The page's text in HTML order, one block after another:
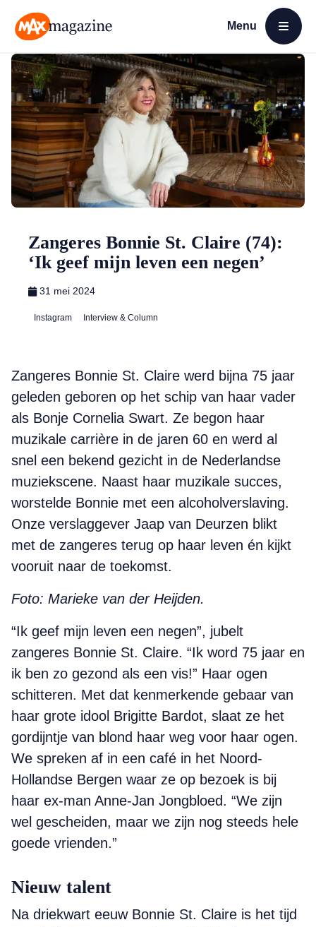
Menu
Open menu
Zangeres Bonnie St. Claire (74):
‘Ik geef mijn leven een negen’
31 mei 2024
Instagram Interview & Column
Zangeres Bonnie St. Claire werd bijna 75 jaar
geleden geboren op het schip van haar vader
als Bonje Cornelia Swart. Ze begon haar
muzikale carrière in de jaren 60 en werd al
snel een bekend gezicht in de Nederlandse
muziekscene. Naast haar muzikale succes,
worstelde Bonnie met een alcoholverslaving.
Onze verslaggever Jaap van Deurzen blikt
met de zangeres terug op haar leven én kijkt
vooruit naar de toekomst.
Foto: Marieke van der Heijden.
“Ik geef mijn leven een negen”, jubelt
zangeres Bonnie St. Claire. “Ik word 75 jaar en
ik ben zo gezond als een vis!” Haar ogen
schitteren. Met dat kenmerkende gebaar van
haar grote idool Brigitte Bardot, slaat ze het
gordijntje van blond haar weg voor haar ogen.
We spreken af in een café in het Noord-
Hollandse Bergen waar ze op bezoek is bij
haar ex-man Anne-Jan Jongbloed. “We zijn
wel gescheiden, maar we zijn nog steeds hele
goede vrienden.”
Nieuw talent
Na driekwart eeuw Bonnie St. Claire is het tijd